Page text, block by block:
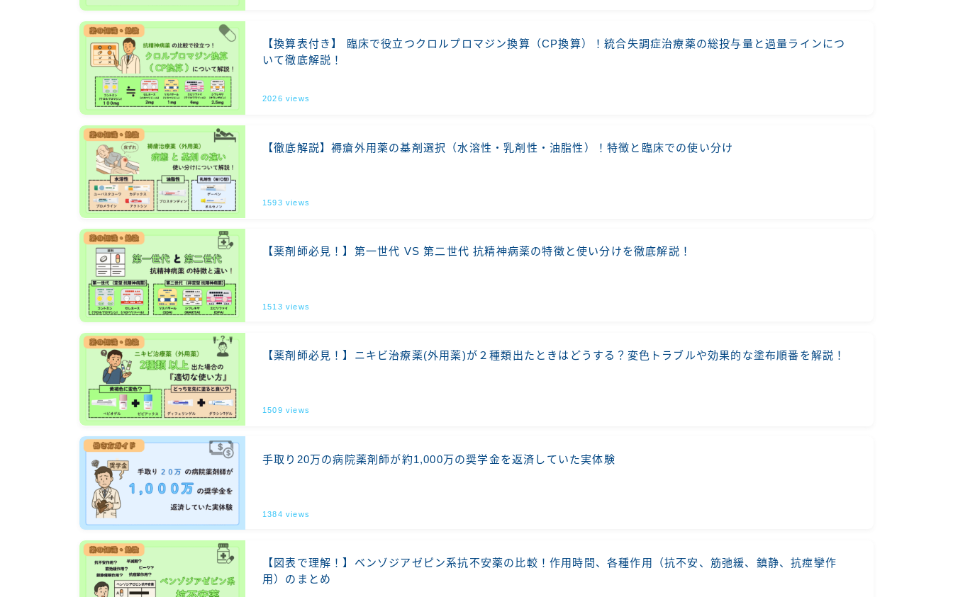
【換算表付き】 臨床で役立つクロルプロマジン換算（CP換算）！統合失調症治療薬の総投与量と過量ラインにつ
いて徹底解説！
2026 views
【徹底解説】褥瘡外用薬の基剤選択（水溶性・乳剤性・油脂性）！特徴と臨床での使い分け
1593 views
【薬剤師必見！】第一世代 VS 第二世代 抗精神病薬の特徴と使い分けを徹底解説！
1513 views
【薬剤師必見！】ニキビ治療薬(外用薬)が２種類出たときはどうする？変色トラブルや効果的な塗布順番を解説！
1509 views
手取り20万の病院薬剤師が約1,000万の奨学金を返済していた実体験
1384 views
【図表で理解！】ベンゾジアゼピン系抗不安薬の比較！作用時間、各種作用（抗不安、筋弛緩、鎮静、抗痙攣作
用）のまとめ